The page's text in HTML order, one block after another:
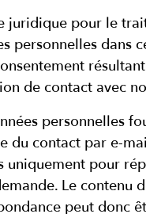
juridique pour le
personnelles dans
de contact avec
personnelles
du contact par e-
uniquement pour
Le contenu
peut donc